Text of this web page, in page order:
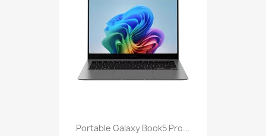
Portable Galaxy Book5 Pro...